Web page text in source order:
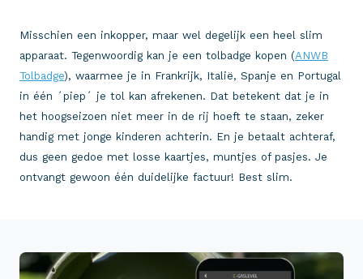
Misschien een inkopper, maar wel degelijk een heel slim
apparaat. Tegenwoordig kan je een tolbadge kopen (ANWB
Tolbadge), waarmee je in Frankrijk, Italië, Spanje en Portugal
in één ´piep´ je tol kan afrekenen. Dat betekent dat je in
het hoogseizoen niet meer in de rij hoeft te staan, zeker
handig met jonge kinderen achterin. En je betaalt achteraf,
dus geen gedoe met losse kaartjes, muntjes of pasjes. Je
ontvangt gewoon één duidelijke factuur! Best slim.